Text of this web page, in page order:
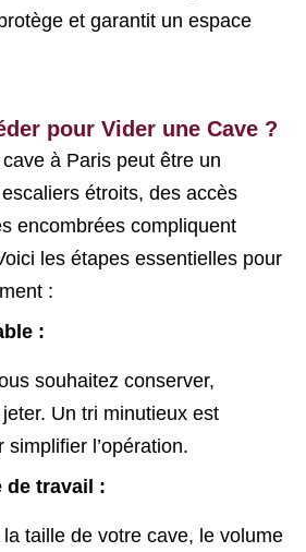
et garantit un espace
pour Vider une Cave ?
à Paris peut être un
étroits, des accès
encombrées compliquent
les étapes essentielles pour
:
:
souhaitez conserver,
Un tri minutieux est
l’opération.
de travail :
taille de votre cave, le volume